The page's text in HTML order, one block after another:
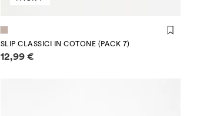
SLIP CLASSICI IN COTONE (PACK 7)
Informazioni sui prezzi
12,99 €